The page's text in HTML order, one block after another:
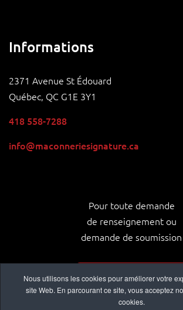
Informations
2371 Avenue St Édouard
Québec, QC G1E 3Y1
418 558-7288
info@maconneriesignature.ca
Pour toute demande
de renseignement ou
demande de soumission
NOUS CONTACTER
Nous utilisons les cookies pour améliorer votre
site Web. En parcourant ce site, vous acceptez
cookies.